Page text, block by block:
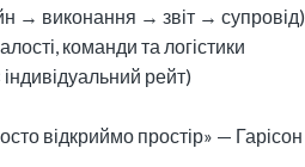
→ виконання → звіт → супровід)
команди та логістики
рейт)
відкриймо простір» — Гарісон